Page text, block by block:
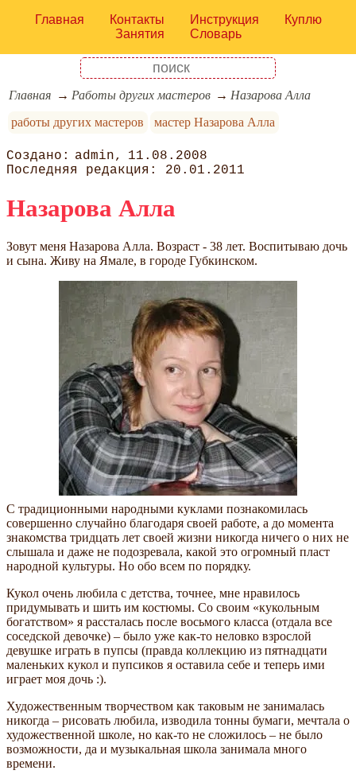
Главная Контакты Инструкция
Куплю
Занятия
Словарь
Главная Работы других мастеров
Назарова Алла
работы других мастеров
мастер Назарова Алла
admin
11.08.2008
20.01.2011
Назарова Алла
Зовут меня Назарова Алла. Возраст - 38 лет. Воспитываю дочь
и сына. Живу на Ямале, в городе Губкинском.
С традиционными народными куклами познакомилась
совершенно случайно благодаря своей работе, а до момента
знакомства тридцать лет своей жизни никогда ничего о них не
слышала и даже не подозревала, какой это огромный пласт
народной культуры. Но обо всем по порядку.
Кукол очень любила с детства, точнее, мне нравилось
придумывать и шить им костюмы. Со своим «кукольным
богатством» я рассталась после восьмого класса (отдала все
соседской девочке) – было уже как-то неловко взрослой
девушке играть в пупсы (правда коллекцию из пятнадцати
маленьких кукол и пупсиков я оставила себе и теперь ими
играет моя дочь :).
Художественным творчеством как таковым не занималась
никогда – рисовать любила, изводила тонны бумаги, мечтала о
художественной школе, но как-то не сложилось – не было
возможности, да и музыкальная школа занимала много
времени.